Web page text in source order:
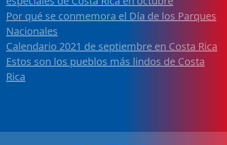
Por qué se conmemora el Día de los Parques
Nacionales
Calendario 2021 de septiembre en Costa Rica
Estos son los pueblos más lindos de Costa
Rica